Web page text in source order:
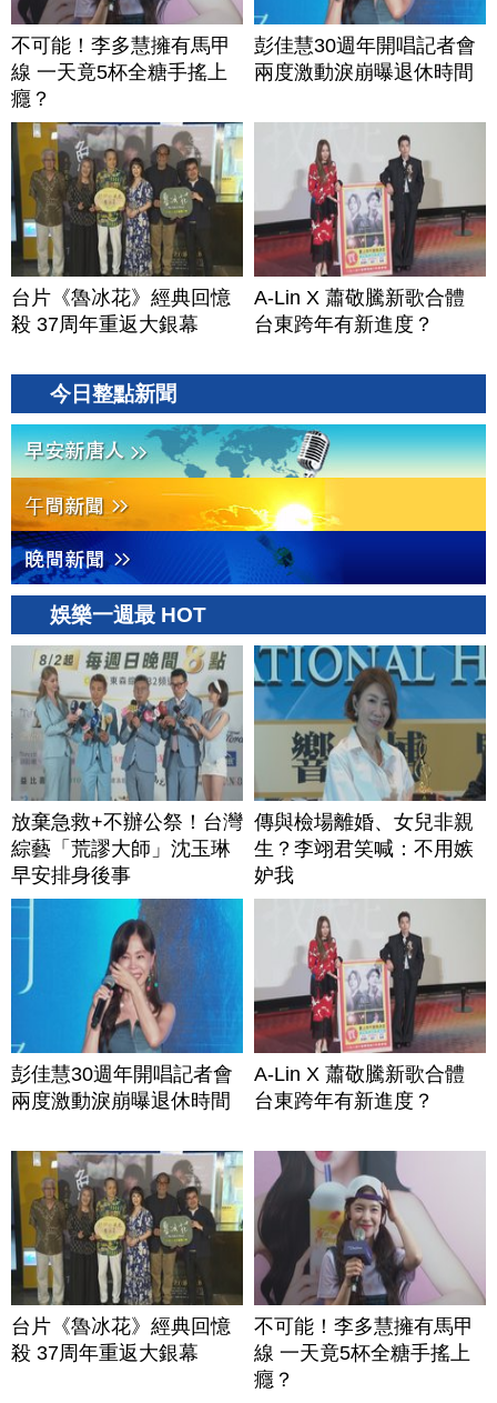
不可能！李多慧擁有馬甲
線 一天竟5杯全糖手搖上
癮？
彭佳慧30週年開唱記者會
兩度激動淚崩曝退休時間
台片《魯冰花》經典回憶
殺 37周年重返大銀幕
A-Lin X 蕭敬騰新歌合體
台東跨年有新進度？
今日整點新聞
娛樂一週最 HOT
放棄急救+不辦公祭！台灣
綜藝「荒謬大師」沈玉琳
早安排身後事
傳與檢場離婚、女兒非親
生？李翊君笑喊：不用嫉
妒我
彭佳慧30週年開唱記者會
兩度激動淚崩曝退休時間
A-Lin X 蕭敬騰新歌合體
台東跨年有新進度？
台片《魯冰花》經典回憶
殺 37周年重返大銀幕
不可能！李多慧擁有馬甲
線 一天竟5杯全糖手搖上
癮？